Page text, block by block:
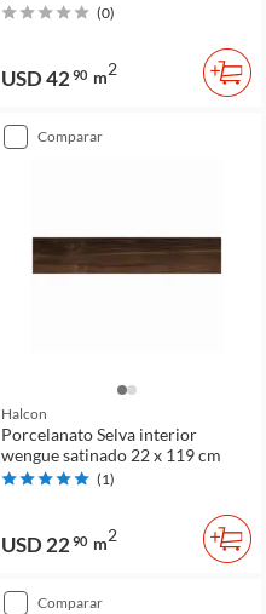
(0)
USD 42 90 m2
comparar
Halcon
Porcelanato Selva interior
wengue satinado 22 x 119 cm
(1)
USD 22 90 m2
comparar